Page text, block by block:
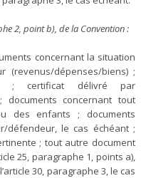
2, point b), de la Convention :
concernant la situation
(revenus/dépenses/biens) ;
; certificat délivré par
documents concernant tout
des enfants ; documents
défendeur, le cas échéant ;
; tout autre document
25, paragraphe 1, points a),
30, paragraphe 3, le cas